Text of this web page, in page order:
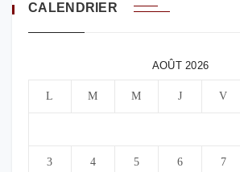
CALENDRIER
AOÛT 2026
L M M J V
3 4 5 6 7